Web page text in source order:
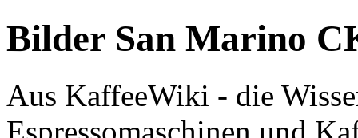
Bilder San Marino
Aus KaffeeWiki - die
Espressomaschinen und